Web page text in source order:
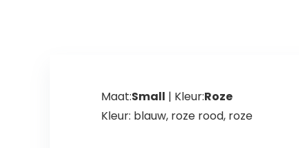
Maat:Small | Kleur:Roze
Kleur: blauw, roze rood, roze